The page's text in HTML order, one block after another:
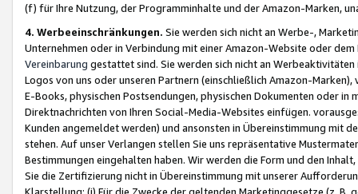
(f) für Ihre Nutzung, der Programminhalte und der Amazon-Marken,
4. Werbeeinschränkungen. Sie werden sich nicht an Werbe-,
Unternehmen oder in Verbindung mit einer Amazon-Website oder
Vereinbarung gestattet sind. Sie werden sich nicht an
Logos von uns oder unseren Partnern (einschließlich Amazon-
E-Books, physischen Postsendungen, physischen Dokumenten oder in
Direktnachrichten von Ihren Social-Media-Websites einfügen.
Kunden angemeldet werden) und ansonsten in Übereinstimmung mit
stehen. Auf unser Verlangen stellen Sie uns repräsentative
Bestimmungen eingehalten haben. Wir werden die Form und den
Sie die Zertifizierung nicht in Übereinstimmung mit unserer
Klarstellung: (i) Für die Zwecke der geltenden Marketinggesetze (z. B.